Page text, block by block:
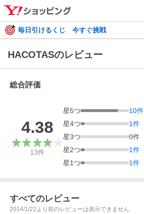
毎日引けるくじ 今すぐ挑戦
HACOTASのレビュー
総合評価
4.38
13件
星5つ 10件
星4つ 1件
星3つ 0件
星2つ 1件
星1つ 1件
すべてのレビュー
2014/1/22より前のレビューは表示できません